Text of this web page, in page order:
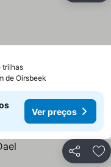
trilhas
de Oirsbeek
Ver preços
Partilhar